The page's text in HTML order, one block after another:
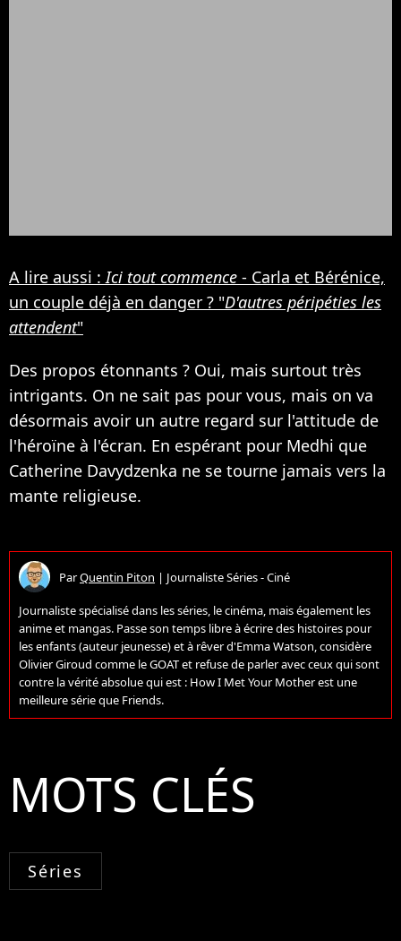
A lire aussi :Ici tout commence - Carla et Bérénice,
un couple déjà en danger ? "D'autres péripéties les
attendent"
Des propos étonnants ? Oui, mais surtout très
intrigants. On ne sait pas pour vous, mais on va
désormais avoir un autre regard sur l'attitude de
l'héroïne à l'écran. En espérant pour Medhi que
Catherine Davydzenka ne se tourne jamais vers la
mante religieuse.
ParQuentin Piton | Journaliste Séries - Ciné
Journaliste spécialisé dans les séries, le cinéma, mais également les
anime et mangas. Passe son temps libre à écrire des histoires pour
les enfants (auteur jeunesse) et à rêver d'Emma Watson, considère
Olivier Giroud comme le GOAT et refuse de parler avec ceux qui sont
contre la vérité absolue qui est : How I Met Your Mother est une
meilleure série que Friends.
MOTS CLÉS
Séries